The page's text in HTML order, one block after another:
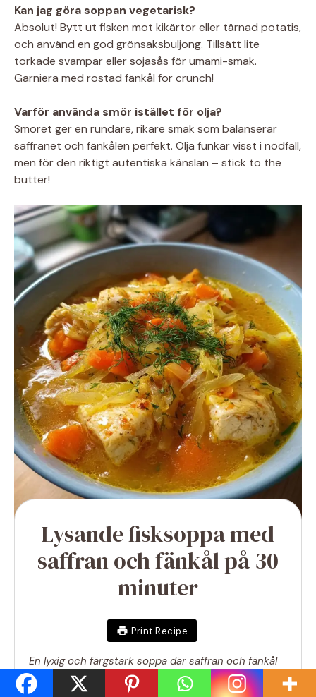
Kan jag göra soppan vegetarisk?
Absolut! Bytt ut fisken mot kikärtor eller tärnad potatis,
och använd en god grönsaksbuljong. Tillsätt lite
torkade svampar eller sojasås för umami-smak.
Garniera med rostad fänkål för crunch!
Varför använda smör istället för olja?
Smöret ger en rundare, rikare smak som balanserar
saffranet och fänkålen perfekt. Olja funkar visst i nödfall,
men för den riktigt autentiska känslan – stick to the
butter!
Lysande fisksoppa med
saffran och fänkål på 30
minuter
Print Recipe
En lyxig och färgstark soppa där saffran och fänkål
ger fiskgrytan en speciell touch.